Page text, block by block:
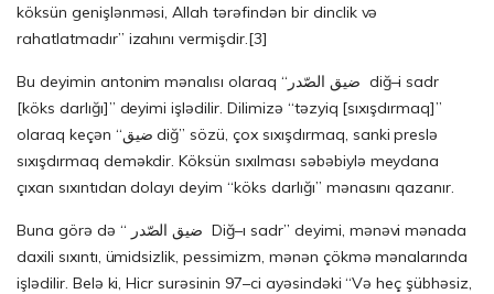
köksün genişlənməsi, Allah tərəfindən bir dinclik və
rahatlatmadır” izahını vermişdir.[3]
Bu deyimin antonim mənalısı olaraq “ضيق الصّدر diğ–i sadr
[köks darlığı]” deyimi işlədilir. Dilimizə “təzyiq [sıxışdırmaq]”
olaraq keçən “ضيق diğ” sözü, çox sıxışdırmaq, sanki preslə
sıxışdırmaq deməkdir. Köksün sıxılması səbəbiylə meydana
çıxan sıxıntıdan dolayı deyim “köks darlığı” mənasını qazanır.
Buna görə də “ ضيق الصّدر Diğ–ı sadr” deyimi, mənəvi mənada
daxili sıxıntı, ümidsizlik, pessimizm, mənən çökmə mənalarında
işlədilir. Belə ki, Hicr surəsinin 97–ci ayəsindəki “Və heç şübhəsiz,